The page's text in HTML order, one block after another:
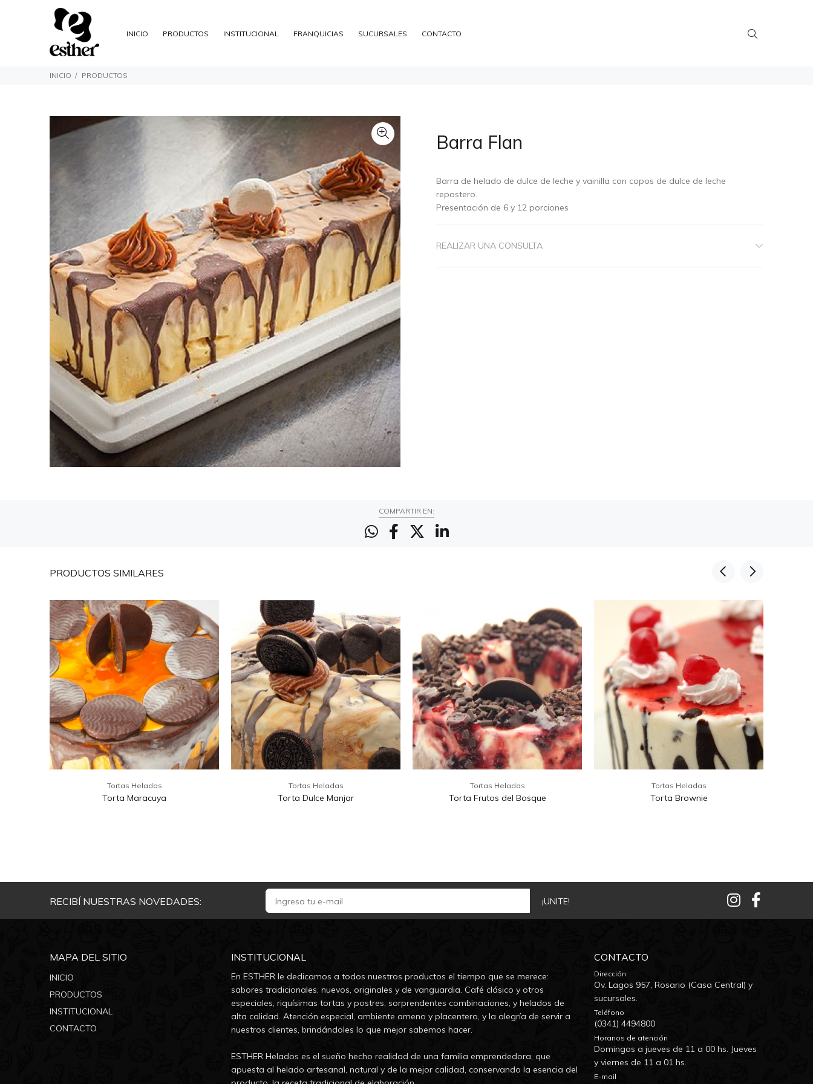
INICIO PRODUCTOS INSTITUCIONAL FRANQUICIAS SUCURSALES CONTACTO
INICIO PRODUCTOS
Barra Flan
Barra de helado de dulce de leche y vainilla con copos de dulce de leche
repostero.
Presentación de 6 y 12 porciones
REALIZAR UNA CONSULTA
COMPARTIR EN:
PRODUCTOS SIMILARES
Tortas Heladas
Torta Maracuya
Tortas Heladas
Torta Dulce Manjar
Tortas Heladas
Torta Frutos del Bosque
Tortas Heladas
Torta Brownie
RECIBÍ NUESTRAS NOVEDADES: ¡UNITE!
MAPA DEL SITIO
INICIO
PRODUCTOS
INSTITUCIONAL
CONTACTO
INSTITUCIONAL
En ESTHER le dedicamos a todos nuestros productos el tiempo que se merece:
sabores tradicionales, nuevos, originales y de vanguardia. Café clásico y otros
especiales, riquísimas tortas y postres, sorprendentes combinaciones, y helados de
alta calidad. Atención especial, ambiente ameno y placentero, y la alegría de servir a
nuestros clientes, brindándoles lo que mejor sabemos hacer.
ESTHER Helados es el sueño hecho realidad de una familia emprendedora, que
apuesta al helado artesanal, natural y de la mejor calidad, conservando la esencia del
CONTACTO
Dirección
Ov. Lagos 957, Rosario (Casa Central) y
sucursales.
Teléfono
(0341) 4494800
Horarios de atención
Domingos a jueves de 11 a 00 hs. Jueves
y viernes de 11 a 01 hs.
E-mail